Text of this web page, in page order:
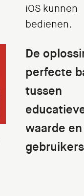
iOS kunnen
bedienen.
De
perfecte
tussen
waarde en